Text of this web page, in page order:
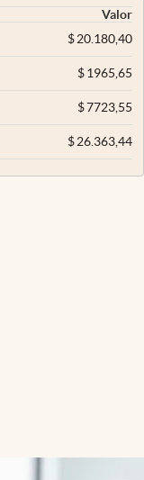
Valor
$20.180,40
$1965,65
$7723,55
$26.363,44